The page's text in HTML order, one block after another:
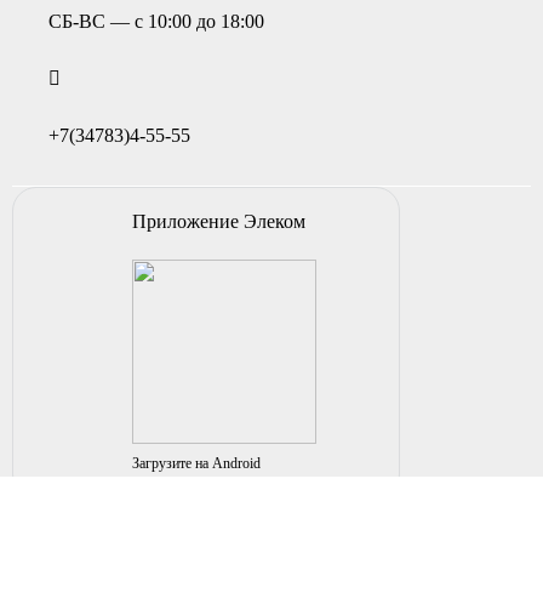
СБ-ВС — с 10:00 до 18:00
+7(34783)4-55-55
Приложение Элеком
Загрузите на Android